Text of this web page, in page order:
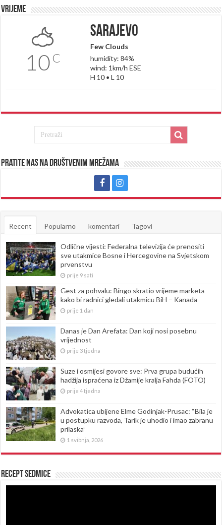
Vrijeme
10 C
Sarajevo
Few Clouds
humidity: 84%
wind: 1km/h ESE
H 10 • L 10
Pratite nas na društvenim mrežama
Recent Popularno komentari Tagovi
Odlične vijesti: Federalna televizija će prenositi
sve utakmice Bosne i Hercegovine na Svjetskom
prvenstvu
prije 9 sati
Gest za pohvalu: Bingo skratio vrijeme marketa
kako bi radnici gledali utakmicu BiH – Kanada
prije 1 dan
Danas je Dan Arefata: Dan koji nosi posebnu
vrijednost
prije 3 tjedna
Suze i osmijesi govore sve: Prva grupa budućih
hadžija ispraćena iz Džamije kralja Fahda (FOTO)
prije 4 tjedna
Advokatica ubijene Elme Godinjak-Prusac: “Bila je
u postupku razvoda, Tarik je uhodio i imao zabranu
prilaska”
1 svibnja, 2026
Recept sedmice